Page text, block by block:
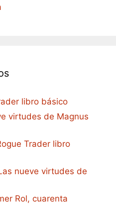
libro básico
virtudes de Magnus
Trader libro
nueve virtudes de
Rol, cuarenta